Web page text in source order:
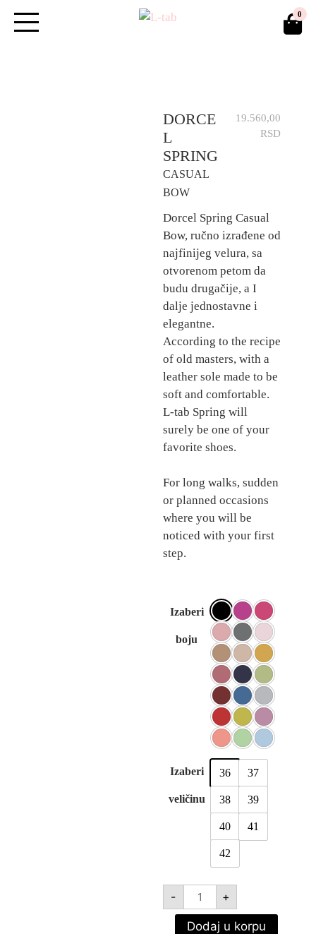
0
DORCE
L
SPRING
CASUAL
BOW
19.560,00
RSD
Dorcel Spring Casual
Bow, ručno izrađene od
najfinijeg velura, sa
otvorenom petom da
budu drugačije, a I
dalje jednostavne i
elegantne.
According to the recipe
of old masters, with a
leather sole made to be
soft and comfortable.
L-tab Spring will
surely be one of your
favorite shoes.
For long walks, sudden
or planned occasions
where you will be
noticed with your first
step.
36 37
38 39
40 41
42
- DORCEL
SPRINGCASUAL
BOW
količina
+
Dodaj u korpu